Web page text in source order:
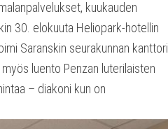
kuukauden
30. elokuuta Heliopark-hotellin
Saranskin seurakunnan kanttori
luento Penzan luterilaisten
– diakoni kun on